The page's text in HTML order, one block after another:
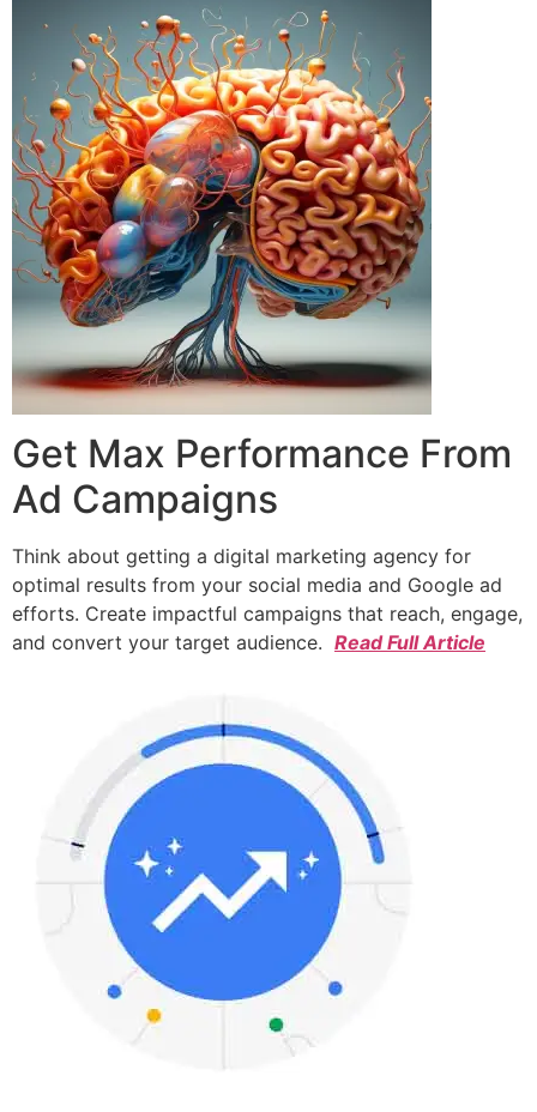
Get Max Performance From
Ad Campaigns
Think about getting a digital marketing agency for
optimal results from your social media and Google ad
efforts. Create impactful campaigns that reach, engage,
and convert your target audience. Read Full Article